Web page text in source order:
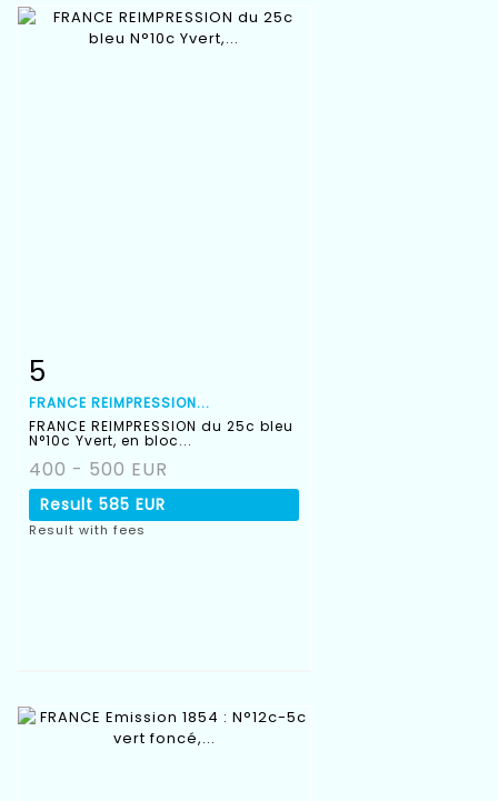
5
FRANCE REIMPRESSION...
FRANCE REIMPRESSION du 25c bleu
N°10c Yvert, en bloc...
400 - 500 EUR
Result 585 EUR
Result with fees